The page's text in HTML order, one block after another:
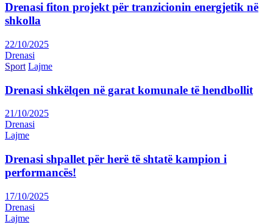
Drenasi fiton projekt për tranzicionin energjetik në
shkolla
22/10/2025
Drenasi
Sport Lajme
Drenasi shkëlqen në garat komunale të hendbollit
21/10/2025
Drenasi
Lajme
Drenasi shpallet për herë të shtatë kampion i
performancës!
17/10/2025
Drenasi
Lajme